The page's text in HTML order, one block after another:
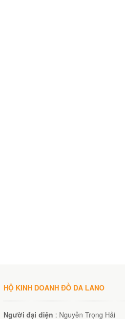
HỘ KINH DOANH ĐỒ DA LANO
Người đại diện : Nguyễn Trọng Hải